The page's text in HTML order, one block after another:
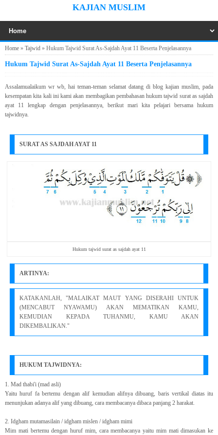
KAJIAN MUSLIM
Home » Tajwid » Hukum Tajwid Surat As-Sajdah Ayat 11 Beserta Penjelasannya
Hukum Tajwid Surat As-Sajdah Ayat 11 Beserta Penjelasannya
Assalamualaikum wr wb, hai teman-teman selamat datang di blog kajian muslim, pada
kesempatan kita kali ini kami akan membagikan pembahasan hukum tajwid surat as sajdah
ayat 11 lengkap dengan penjelasannya, berikut mari kita pelajari bersama hukum
tajwidnya.
SURAT AS SAJDAH AYAT 11
Hukum tajwid surat as sajdah ayat 11
ARTINYA:
KATAKANLAH, "MALAIKAT MAUT YANG DISERAHI UNTUK
(MENCABUT NYAWAMU) AKAN MEMATIKAN KAMU,
KEMUDIAN KEPADA TUHANMU, KAMU AKAN
DIKEMBALIKAN."
HUKUM TAJWIDNYA:
1. Mad thabi'i (mad asli)
Yaitu huruf fa bertemu dengan alif kemudian alifnya dibuang, baris vertikal diatas itu
menunjukan adanya alif yang dibuang, cara membacanya dibaca panjang 2 harakat.
2. Idgham mutamasilain / idgham mislen / idgham mimi
Mim mati bertemu dengan huruf mim, cara membacanya yaitu mim mati dimasukan ke